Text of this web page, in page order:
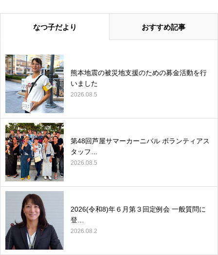
なつ子だより おすすめ記事
熊本地震の被災地支援のための募金活動を行
いました
2026.08.5
第48回芦屋サマーカーニバル ボランティアス
タッフ…
2026.08.5
2026(令和8)年６月第３回定例会 一般質問に
登…
2026.08.2